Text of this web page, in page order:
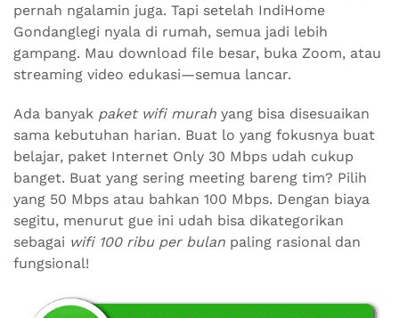
pernah ngalamin juga. Tapi setelah IndiHome
Gondanglegi nyala di rumah, semua jadi lebih
gampang. Mau download file besar, buka Zoom, atau
streaming video edukasi—semua lancar.
Ada banyak paket wifi murah yang bisa disesuaikan
sama kebutuhan harian. Buat lo yang fokusnya buat
belajar, paket Internet Only 30 Mbps udah cukup
banget. Buat yang sering meeting bareng tim? Pilih
yang 50 Mbps atau bahkan 100 Mbps. Dengan biaya
segitu, menurut gue ini udah bisa dikategorikan
sebagai wifi 100 ribu per bulan paling rasional dan
fungsional!